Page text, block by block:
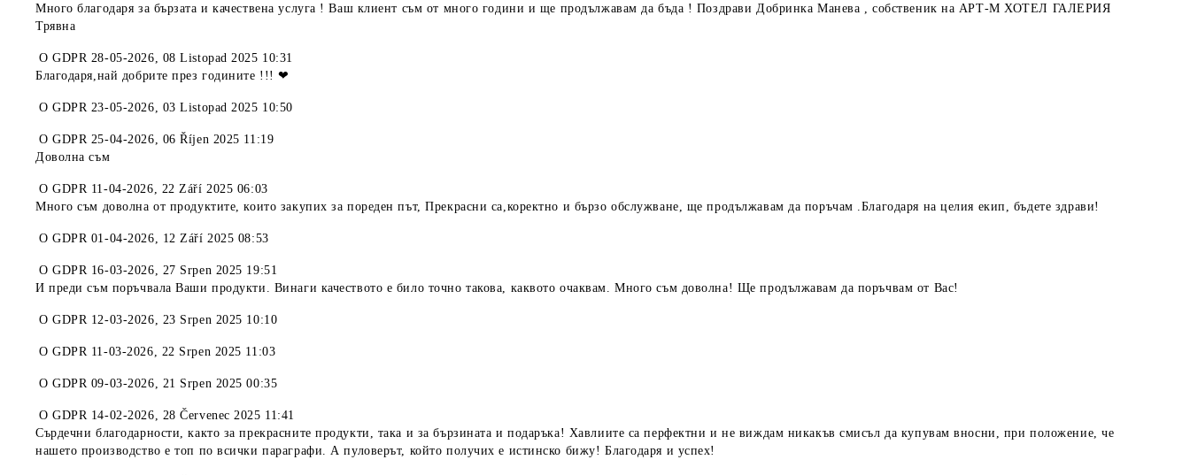
Много благодаря за бързата и качествена услуга ! Ваш клиент съм от много години и ще продължавам да бъда ! Поздрави Добринка Манева , собственик на АРТ-М ХОТЕЛ ГАЛЕРИЯ
Трявна
OGDPR 28-05-2026, 08 Listopad 2025 10:31
Благодаря,най добрите през годините !!! ❤
OGDPR 23-05-2026, 03 Listopad 2025 10:50
OGDPR 25-04-2026, 06 Říjen 2025 11:19
Доволна съм
OGDPR 11-04-2026, 22 Září 2025 06:03
Много съм доволна от продуктите, които закупих за пореден път, Прекрасни са,коректно и бързо обслужване, ще продължавам да поръчам .Благодаря на целия екип, бъдете здрави!
OGDPR 01-04-2026, 12 Září 2025 08:53
OGDPR 16-03-2026, 27 Srpen 2025 19:51
И преди съм поръчвала Ваши продукти. Винаги качеството е било точно такова, каквото очаквам. Много съм доволна! Ще продължавам да поръчвам от Вас!
OGDPR 12-03-2026, 23 Srpen 2025 10:10
OGDPR 11-03-2026, 22 Srpen 2025 11:03
OGDPR 09-03-2026, 21 Srpen 2025 00:35
OGDPR 14-02-2026, 28 Červenec 2025 11:41
Сърдечни благодарности, както за прекрасните продукти, така и за бързината и подаръка! Хавлиите са перфектни и не виждам никакъв смисъл да купувам вносни, при положение, че
нашето производство е топ по всички параграфи. А пуловерът, който получих е истинско бижу! Благодаря и успех!